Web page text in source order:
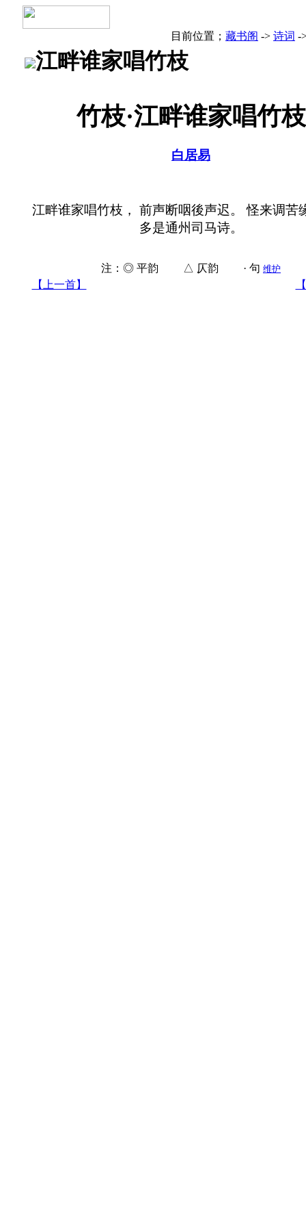
目前位置； 藏书阁 -> 诗词 -
江畔谁家唱竹枝
竹枝·江畔谁家唱竹枝
白居易
江畔谁家唱竹枝， 前声断咽後声迟。 怪来调苦
多是通州司马诗。
注：◎ 平韵 △ 仄韵 · 句 维护
【上一首】